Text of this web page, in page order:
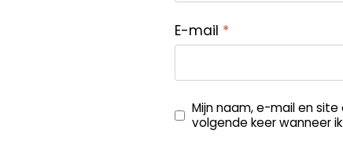
E-mail *
Mijn naam, e-mail en
volgende keer wanneer